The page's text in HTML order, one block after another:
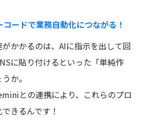
ードで業務自動化につながる！
かかるのは、AIに指示を出して回
に貼り付けるといった「単純作
か。
との連携により、これらのプロ
きるんです！